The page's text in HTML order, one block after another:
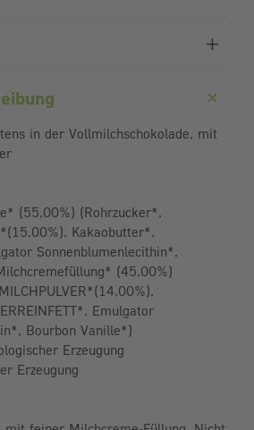
in der Vollmilchschokolade, mit
(55,00%) (Rohrzucker*,
Kakaobutter*,
Sonnenblumenlecithin*,
(45,00%)
Emulgator
Bourbon Vanille*)
Erzeugung
Erzeugung